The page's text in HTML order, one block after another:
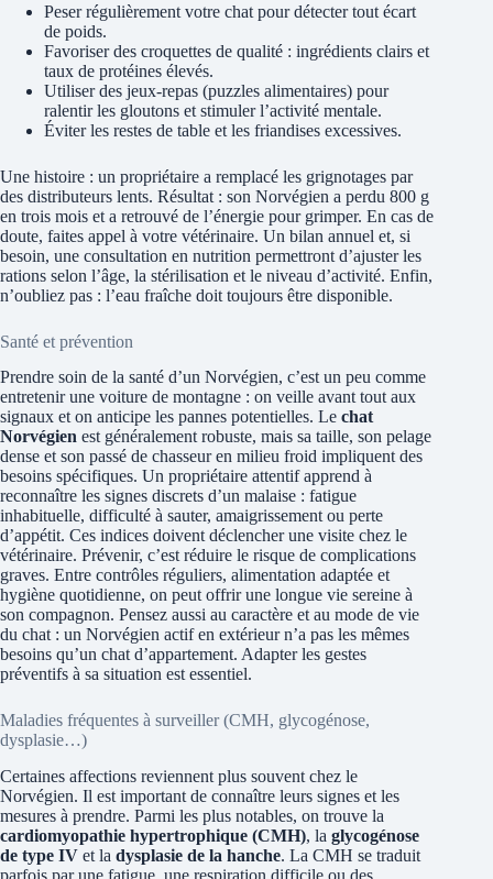
Peser régulièrement votre chat pour détecter tout écart
de poids.
Favoriser des croquettes de qualité : ingrédients clairs et
taux de protéines élevés.
Utiliser des jeux‑repas (puzzles alimentaires) pour
ralentir les gloutons et stimuler l’activité mentale.
Éviter les restes de table et les friandises excessives.
Une histoire : un propriétaire a remplacé les grignotages par
des distributeurs lents. Résultat : son Norvégien a perdu 800 g
en trois mois et a retrouvé de l’énergie pour grimper. En cas de
doute, faites appel à votre vétérinaire. Un bilan annuel et, si
besoin, une consultation en nutrition permettront d’ajuster les
rations selon l’âge, la stérilisation et le niveau d’activité. Enfin,
n’oubliez pas : l’eau fraîche doit toujours être disponible.
Santé et prévention
Prendre soin de la santé d’un Norvégien, c’est un peu comme
entretenir une voiture de montagne : on veille avant tout aux
signaux et on anticipe les pannes potentielles. Le chat
Norvégien est généralement robuste, mais sa taille, son pelage
dense et son passé de chasseur en milieu froid impliquent des
besoins spécifiques. Un propriétaire attentif apprend à
reconnaître les signes discrets d’un malaise : fatigue
inhabituelle, difficulté à sauter, amaigrissement ou perte
d’appétit. Ces indices doivent déclencher une visite chez le
vétérinaire. Prévenir, c’est réduire le risque de complications
graves. Entre contrôles réguliers, alimentation adaptée et
hygiène quotidienne, on peut offrir une longue vie sereine à
son compagnon. Pensez aussi au caractère et au mode de vie
du chat : un Norvégien actif en extérieur n’a pas les mêmes
besoins qu’un chat d’appartement. Adapter les gestes
préventifs à sa situation est essentiel.
Maladies fréquentes à surveiller (CMH, glycogénose,
dysplasie…)
Certaines affections reviennent plus souvent chez le
Norvégien. Il est important de connaître leurs signes et les
mesures à prendre. Parmi les plus notables, on trouve la
cardiomyopathie hypertrophique (CMH), la glycogénose
de type IV et la dysplasie de la hanche. La CMH se traduit